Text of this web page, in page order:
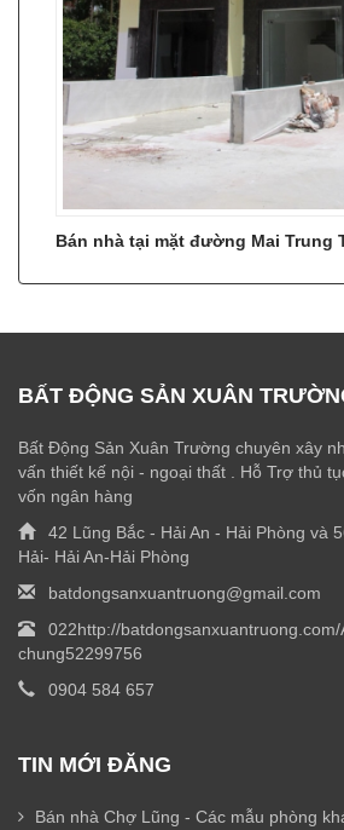
Bán nhà tại mặt đường Mai Trung
BẤT ĐỘNG SẢN XUÂN
Bất Động Sản Xuân Trường chuyên xây
vấn thiết kế nội - ngoại thất . Hỗ Trợ thủ
vốn ngân hàng
42 Lũng Bắc - Hải An - Hải Phòng và
Hải- Hải An-Hải Phòng
batdongsanxuantruong@gmail.com
022http://
chung52299756
0904 584 657
TIN MỚI ĐĂNG
Bán nhà Chợ Lũng - Các mẫu phòng